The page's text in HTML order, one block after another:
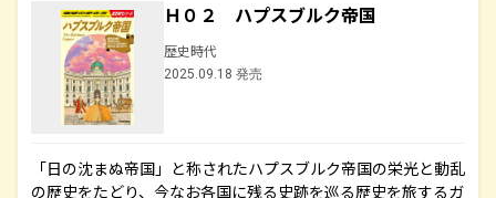
Ｈ０２ ハプスブルク帝国
歴史時代
2025.09.18 発売
「日の沈まぬ帝国」と称されたハプスブルク帝国の栄光と動乱
の歴史をたどり、今なお各国に残る史跡を巡る歴史を旅するガ